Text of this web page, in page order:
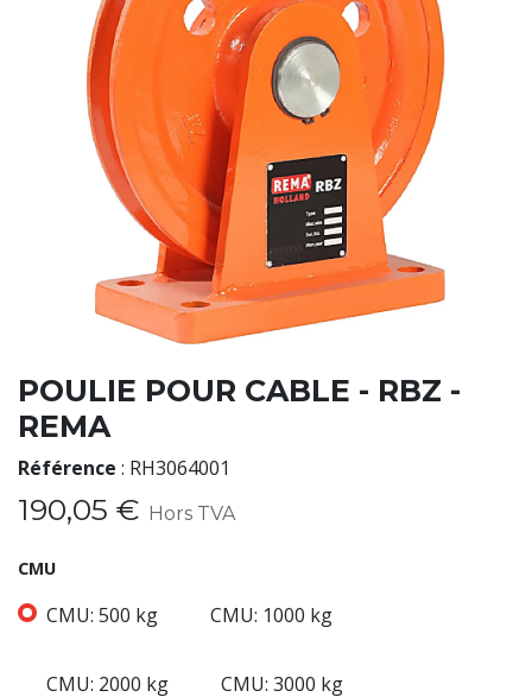
POULIE POUR CABLE - RBZ -
REMA
Référence : RH3064001
190,05 € Hors TVA
CMU
CMU: 500 kg CMU: 1000 kg
CMU: 2000 kg CMU: 3000 kg